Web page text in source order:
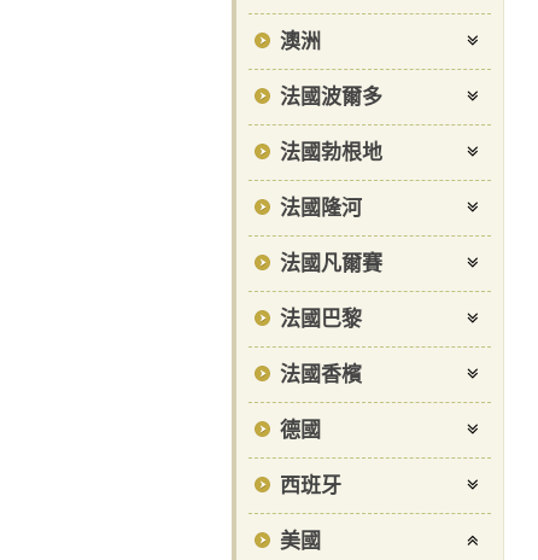
澳洲
法國波爾多
法國勃根地
法國隆河
法國凡爾賽
法國巴黎
法國香檳
德國
西班牙
美國